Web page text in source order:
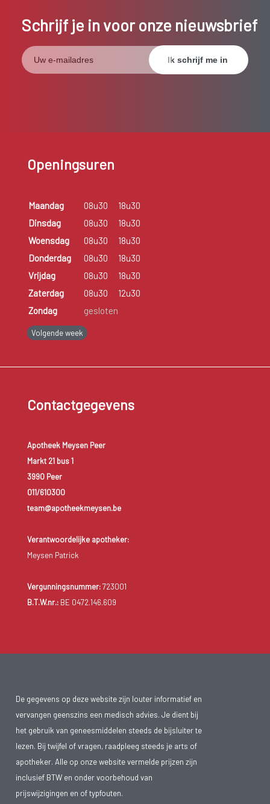
Schrijf je in voor onze nieuwsbrief
Openingsuren
Maandag 08u30
18u30
Dinsdag
08u30
18u30
Woensdag
08u30
18u30
Donderdag
08u30
18u30
Vrijdag
08u30
18u30
Zaterdag
08u30
12u30
Zondag
gesloten
Volgende week
Contactgegevens
Apotheek Meysen Peer
Markt 21 bus 1
3990 Peer
011/610300
team@apotheekmeysen.be
Verantwoordelijke apotheker:
Meysen Patrick
Vergunningsnummer:723001
B.T.W.nr.:BE 0472.146.609
De gegevens op deze website zijn louter informatief en
vervangen geenszins een medisch advies. Je dient bij
het gebruik van geneesmiddelen steeds de bijsluiter te
lezen. Bij twijfel of vragen, raadpleeg steeds je arts of
apotheker. Alle op onze website vermelde prijzen zijn
inclusief BTW en onder voorbehoud van
prijswijzigingen en of typfouten.